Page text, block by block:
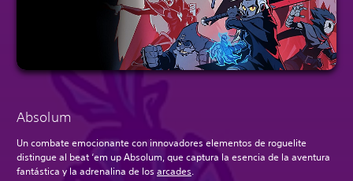
Absolum
Un combate emocionante con innovadores elementos de roguelite
distingue al beat ‘em up Absolum, que captura la esencia de la aventura
fantástica y la adrenalina de los arcades.